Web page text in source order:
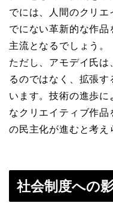
でには、人間のクリエ
でにない革新的な作
主流となるでしょう。
ただし、アモデイ氏は
るのではなく、拡張
います。技術の進歩
なクリエイティブ作
の民主化が進むと考え
社会制度への